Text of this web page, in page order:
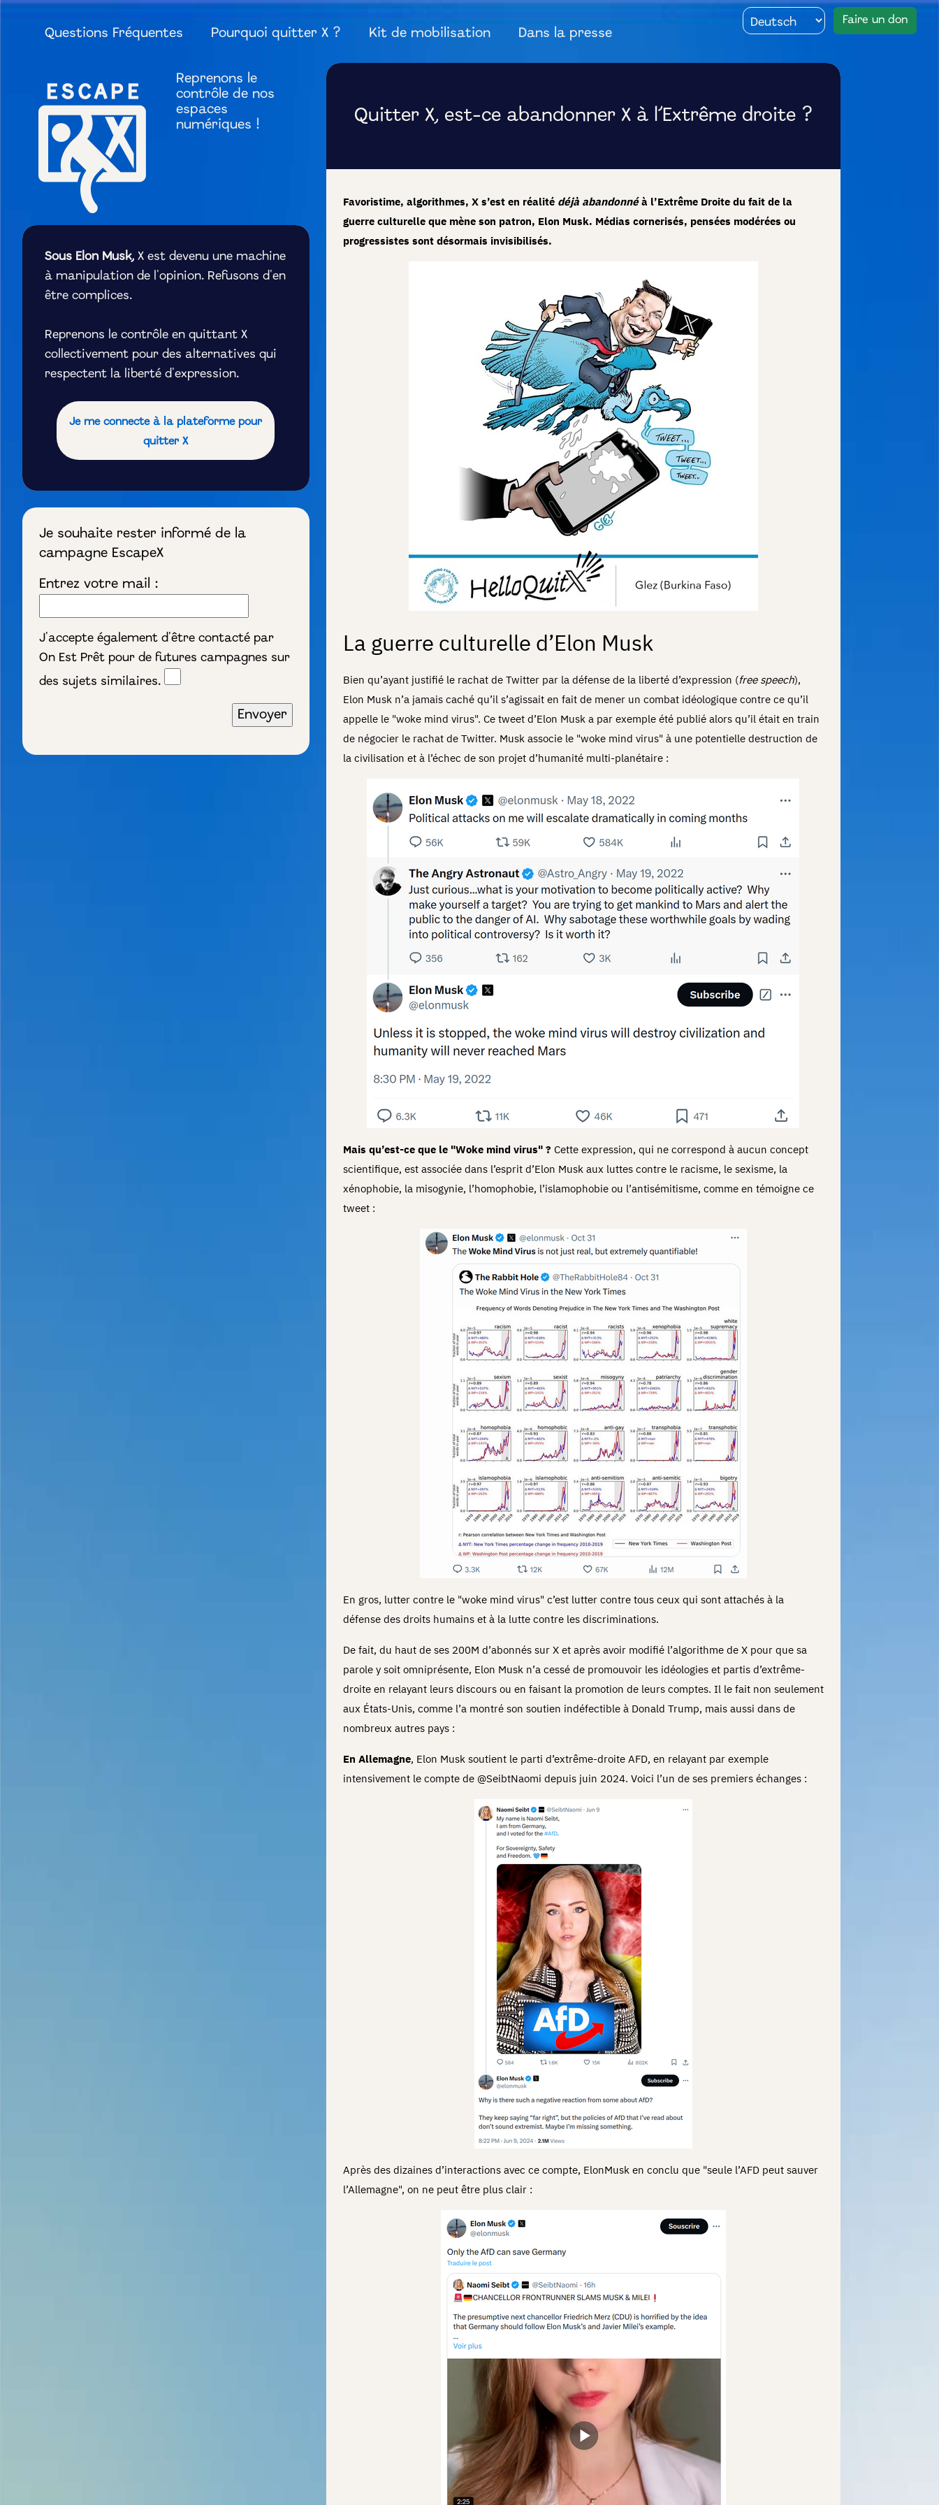
Faire un don
Questions Fréquentes Pourquoi quitter X ? Kit de mobilisation Dans la presse
Reprenons le
contrôle de nos
espaces
numériques !
Sous Elon Musk, X est devenu une machine
à manipulation de l'opinion. Refusons d'en
être complices.
Reprenons le contrôle en quittant X
collectivement pour des alternatives qui
respectent la liberté d'expression.
Je me connecte à la plateforme pour
quitter X
Je souhaite rester informé de la
campagne EscapeX
Entrez votre mail :
J'accepte également d'être contacté par
On Est Prêt pour de futures campagnes sur
des sujets similaires.
Quitter X, est-ce abandonner X à l’Extrême droite ?
Favoristime, algorithmes, X s’est en réalité déjà abandonnéà l’Extrême Droite du fait de la
guerre culturelle que mène son patron, Elon Musk. Médias cornerisés, pensées modérées ou
progressistes sont désormais invisibilisés.
La guerre culturelle d’Elon Musk
Bien qu’ayant justifié le rachat de Twitter par la défense de la liberté d’expression (free speech),
Elon Musk n’a jamais caché qu’il s’agissait en fait de mener un combat idéologique contre ce qu’il
appelle le "woke mind virus". Ce tweet d’Elon Musk a par exemple été publié alors qu’il était en train
de négocier le rachat de Twitter. Musk associe le "woke mind virus" à une potentielle destruction de
la civilisation et à l’échec de son projet d’humanité multi-planétaire :
Mais qu’est-ce que le "Woke mind virus" ? Cette expression, qui ne correspond à aucun concept
scientifique, est associée dans l’esprit d’Elon Musk aux luttes contre le racisme, le sexisme, la
xénophobie, la misogynie, l’homophobie, l’islamophobie ou l’antisémitisme, comme en témoigne ce
tweet :
En gros, lutter contre le "woke mind virus" c’est lutter contre tous ceux qui sont attachés à la
défense des droits humains et à la lutte contre les discriminations.
De fait, du haut de ses 200M d’abonnés sur X et après avoir modifié l’algorithme de X pour que sa
parole y soit omniprésente, Elon Musk n’a cessé de promouvoir les idéologies et partis d’extrême-
droite en relayant leurs discours ou en faisant la promotion de leurs comptes. Il le fait non seulement
aux États-Unis, comme l’a montré son soutien indéfectible à Donald Trump, mais aussi dans de
nombreux autres pays :
En Allemagne, Elon Musk soutient le parti d’extrême-droite AFD, en relayant par exemple
intensivement le compte de @SeibtNaomi depuis juin 2024. Voici l’un de ses premiers échanges :
Après des dizaines d’interactions avec ce compte, ElonMusk en conclu que "seule l’AFD peut sauver
l’Allemagne", on ne peut être plus clair :